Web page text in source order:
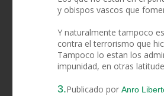
y obispos vascos que
Y naturalmente tampoco
contra el terrorismo que
Tampoco lo estan los
impunidad, en otras
3.Publicado por Anro